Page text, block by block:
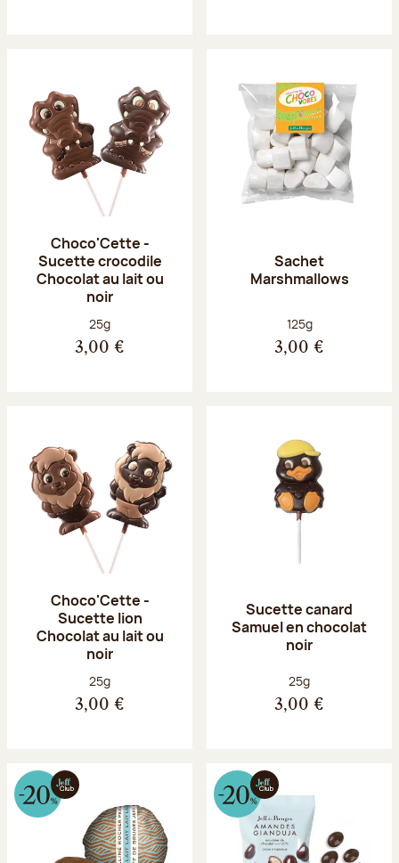
Choco'Cette -
Sucette crocodile
Chocolat au lait ou
noir
Poids net :
25g
3,00 €
Sachet
Marshmallows
Poids net :
125g
3,00 €
Choco'Cette -
Sucette lion
Chocolat au lait ou
noir
Poids net :
25g
3,00 €
Sucette canard
Samuel en chocolat
noir
Poids net :
25g
3,00 €